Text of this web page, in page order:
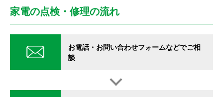
家電の点検・修理の流れ
お電話・お問い合わせフォームなどでご相
談